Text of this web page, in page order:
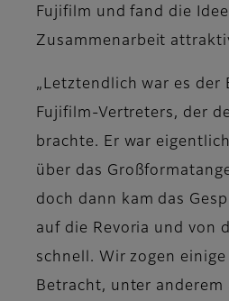
Fujifilm und fand die
Zusammenarbeit
„Letztendlich war es der
Fujifilm-Vertreters, der
brachte. Er war
über das
doch dann kam das
auf die Revoria und von
schnell. Wir zogen
Betracht, unter anderem